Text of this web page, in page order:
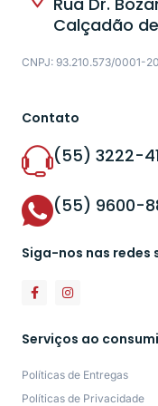
Calçadão
CNPJ: 93.210.573/0001-20
Contato
(55) 3222-
(55) 9600-
Siga-nos nas redes
Serviços ao
Políticas de Entregas
Políticas de Privacidade